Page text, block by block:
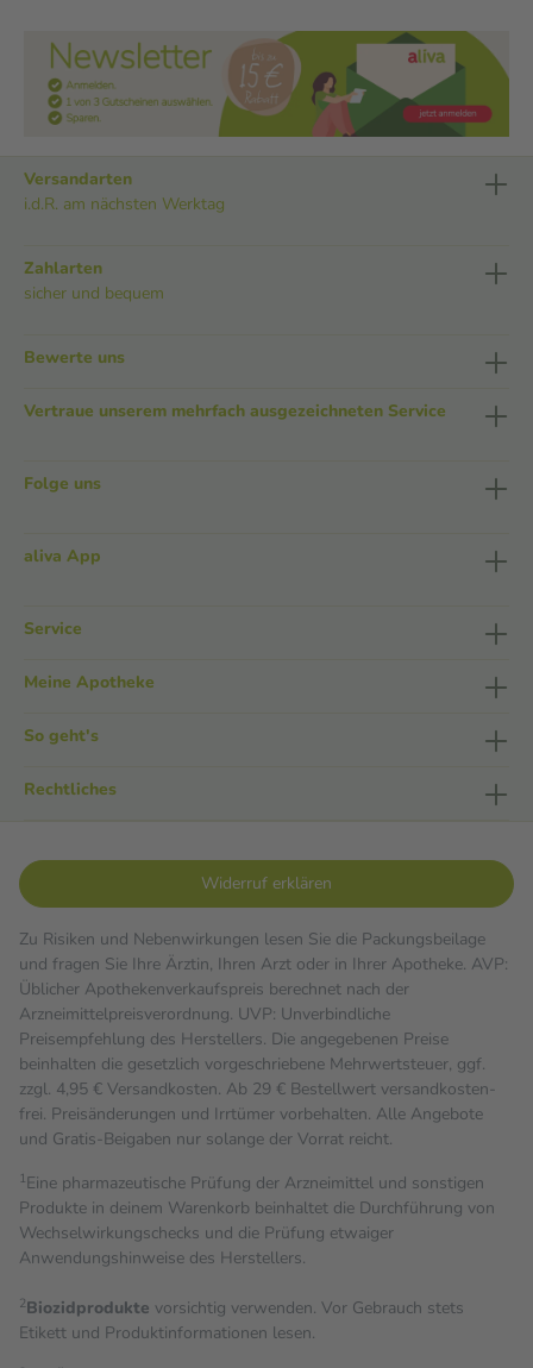
Versandarten
i.d.R. am nächsten Werktag
Zahlarten
sicher und bequem
Bewerte uns
Vertraue unserem mehrfach ausgezeichneten Service
Folge uns
aliva App
Service
Meine Apotheke
So geht's
Rechtliches
Widerruf erklären
Zu Risiken und Nebenwirkungen lesen Sie die Packungsbeilage
und fragen Sie Ihre Ärztin, Ihren Arzt oder in Ihrer Apotheke. AVP:
Üblicher Apothekenverkaufspreis berechnet nach der
Arzneimittelpreisverordnung. UVP: Unverbindliche
Preisempfehlung des Herstellers. Die angegebenen Preise
beinhalten die gesetzlich vorgeschriebene Mehrwertsteuer, ggf.
zzgl. 4,95 € Versandkosten. Ab 29 € Bestell­wert versand­kosten­
frei. Preisänderungen und Irrtümer vorbehalten. Alle Angebote
und Gratis-Beigaben nur solange der Vorrat reicht.
1Eine pharmazeutische Prüfung der Arzneimittel und sonstigen
Produkte in deinem Warenkorb beinhaltet die Durchführung von
Wechselwirkungschecks und die Prüfung etwaiger
Anwendungshinweise des Herstellers.
2Biozidprodukte vorsichtig verwenden. Vor Gebrauch stets
Etikett und Produktinformationen lesen.